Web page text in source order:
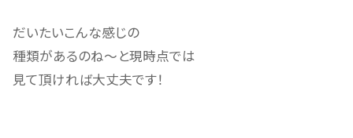
だいたいこんな感じの
種類があるのね～と現時点では
見て頂ければ大丈夫です！